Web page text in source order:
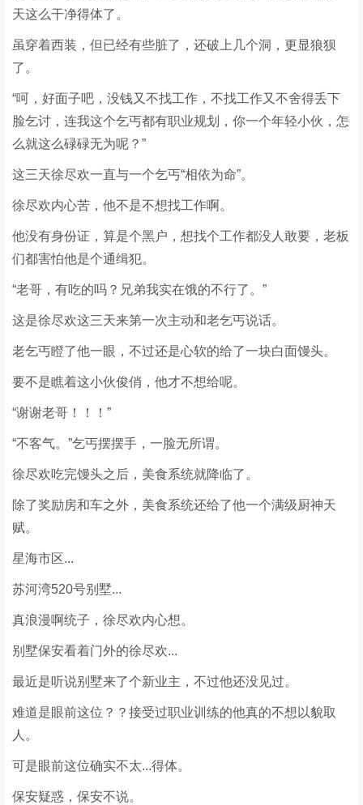
天这么干净得体了。
虽穿着西装，但已经有些脏了，还破上几个洞，更显狼狈
了。
“呵，好面子吧，没钱又不找工作，不找工作又不舍得丢下
脸乞讨，连我这个乞丐都有职业规划，你一个年轻小伙，怎
么就这么碌碌无为呢？”
这三天徐尽欢一直与一个乞丐“相依为命”。
徐尽欢内心苦，他不是不想找工作啊。
他没有身份证，算是个黑户，想找个工作都没人敢要，老板
们都害怕他是个通缉犯。
“老哥，有吃的吗？兄弟我实在饿的不行了。”
这是徐尽欢这三天来第一次主动和老乞丐说话。
老乞丐瞪了他一眼，不过还是心软的给了一块白面馒头。
要不是瞧着这小伙俊俏，他才不想给呢。
“谢谢老哥！！！”
“不客气。”乞丐摆摆手，一脸无所谓。
徐尽欢吃完馒头之后，美食系统就降临了。
除了奖励房和车之外，美食系统还给了他一个满级厨神天
赋。
星海市区...
苏河湾520号别墅...
真浪漫啊统子，徐尽欢内心想。
别墅保安看着门外的徐尽欢...
最近是听说别墅来了个新业主，不过他还没见过。
难道是眼前这位？？接受过职业训练的他真的不想以貌取
人。
可是眼前这位确实不太...得体。
保安疑惑，保安不说。